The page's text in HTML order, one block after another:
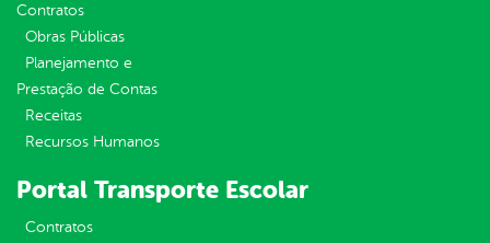
Contratos
Obras Públicas
Planejamento e
Prestação de Contas
Receitas
Recursos Humanos
Portal Transporte Escolar
Contratos